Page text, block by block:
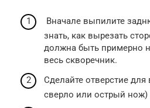
Вначале выпилите
знать, как вырезать
должна быть примерно
весь скворечник.
Сделайте отверстие для
сверло или острый нож)